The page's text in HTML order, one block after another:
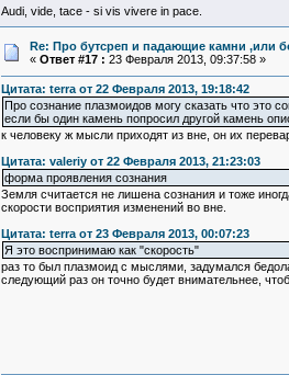
Audi, vide, tace - si vis vivere in pace.
Re: Про бутсреп и падающие камни ,или
« Ответ #17 : 23 Февраля 2013, 09:37:58 »
Цитата: terra от 22 Февраля 2013, 19:18:42
Про сознание плазмоидов могу сказать что это
если бы один камень попросил другой камень
к человеку ж мысли приходят из вне, он их
Цитата: valeriy от 22 Февраля 2013, 21:23:03
форма проявления сознания
Земля считается не лишена сознания и тоже
скорости восприятия изменений во вне.
Цитата: terra от 23 Февраля 2013, 00:07:23
Я это воспринимаю как "скорость"
раз то был плазмоид с мыслями, задумался
следующий раз он точно будет внимательнее,